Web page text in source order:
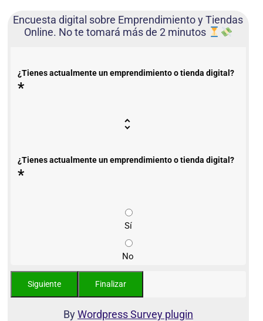
Encuesta digital sobre Emprendimiento y Tiendas
Online. No te tomará más de 2 minutos
¿Tienes actualmente un emprendimiento o tienda digital?
*
¿Tienes actualmente un emprendimiento o tienda digital?
*
Sí
No
ByWordpress Survey plugin